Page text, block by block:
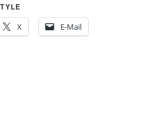
X E-Mail